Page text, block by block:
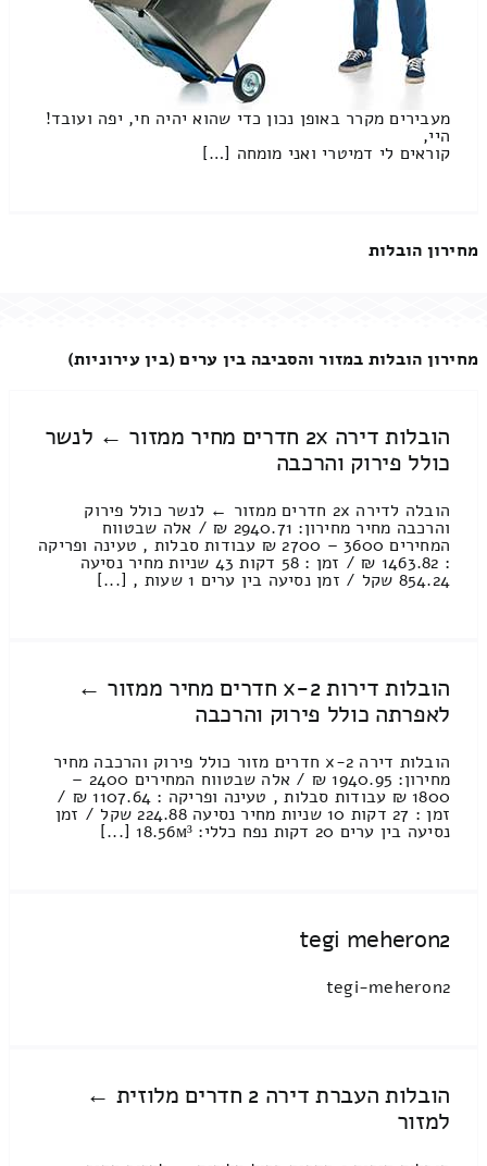
מעבירים מקרר באופן נכון כדי שהוא יהיה חי, יפה ועובד!
היי,
קוראים לי דמיטרי ואני מומחה […]
מחירון הובלות
מחירון הובלות במזור והסביבה בין ערים (בין עירוניות)
הובלות דירה 2x חדרים מחיר ממזור ← לנשר
כולל פירוק והרכבה
הובלה לדירה 2x חדרים ממזור ← לנשר כולל פירוק
והרכבה מחיר מחירון: 2940.71 ₪ / אלה שבטווח
המחירים 3600 – 2700 ₪ עבודות סבלות , טעינה ופריקה
: 1463.82 ₪ / זמן : 58 דקות 43 שניות מחיר נסיעה
854.24 שקל / זמן נסיעה בין ערים 1 שעות , [...]
הובלות דירות 2-x חדרים מחיר ממזור ←
לאפרתה כולל פירוק והרכבה
הובלות דירה 2-x חדרים מזור כולל פירוק והרכבה מחיר
מחירון: 1940.95 ₪ / אלה שבטווח המחירים 2400 –
1800 ₪ עבודות סבלות , טעינה ופריקה : 1107.64 ₪ /
זמן : 27 דקות 10 שניות מחיר נסיעה 224.88 שקל / זמן
נסיעה בין ערים 20 דקות נפח כללי: 18.56м³ [...]
tegi meheron2
tegi-meheron2
הובלות העברת דירה 2 חדרים מלוזית ←
למזור